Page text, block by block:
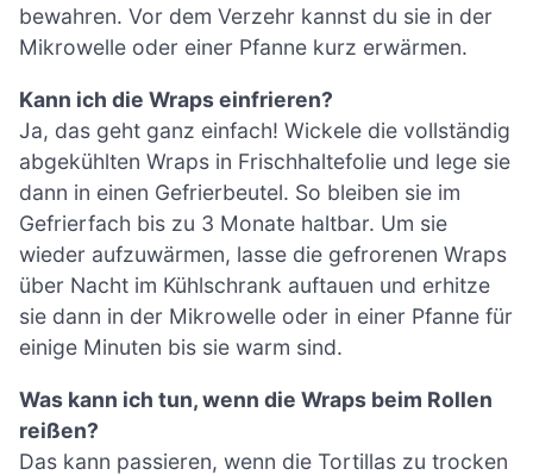
bewahren. Vor dem Verzehr kannst du sie in der
Mikrowelle oder einer Pfanne kurz erwärmen.
Kann ich die Wraps einfrieren?
Ja, das geht ganz einfach! Wickele die vollständig
abgekühlten Wraps in Frischhaltefolie und lege sie
dann in einen Gefrierbeutel. So bleiben sie im
Gefrierfach bis zu 3 Monate haltbar. Um sie
wieder aufzuwärmen, lasse die gefrorenen Wraps
über Nacht im Kühlschrank auftauen und erhitze
sie dann in der Mikrowelle oder in einer Pfanne für
einige Minuten bis sie warm sind.
Was kann ich tun, wenn die Wraps beim Rollen
reißen?
Das kann passieren, wenn die Tortillas zu trocken